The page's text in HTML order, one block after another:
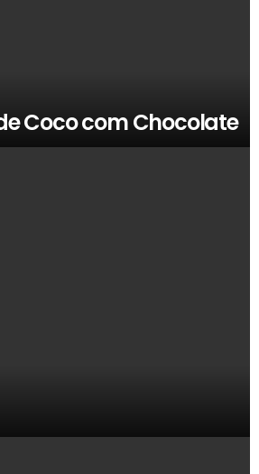
Coco com Chocolate